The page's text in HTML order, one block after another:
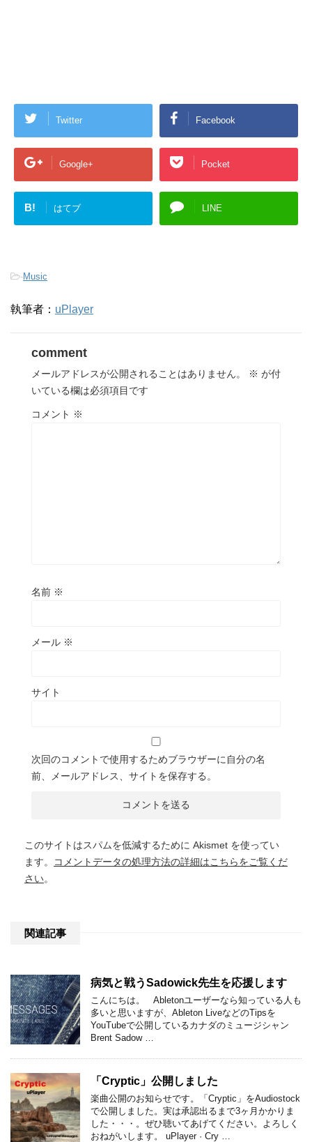
Twitter Facebook
Google+ Pocket
B! はてブ LINE
-Music
執筆者： uPlayer
comment
メールアドレスが公開されることはありません。 ※ が付
いている欄は必須項目です
コメント ※
名前 ※
メール ※
サイト
次回のコメントで使用するためブラウザーに自分の名
前、メールアドレス、サイトを保存する。
このサイトはスパムを低減するために Akismet を使ってい
ます。
コメントデータの処理方法の詳細はこちらをご覧くだ
さい。
関連記事
病気と戦うSadowick先生を応援します
こんにちは。 Abletonユーザーなら知っている人も
多いと思いますが、Ableton LiveなどのTipsを
YouTubeで公開しているカナダのミュージシャン
Brent Sadow …
「Cryptic」公開しました
楽曲公開のお知らせです。「Cryptic」をAudiostock
で公開しました。実は承認出るまで3ヶ月かかりま
した・・・。ぜひ聴いてあげてください。よろしく
おねがいします。 uPlayer · Cry …